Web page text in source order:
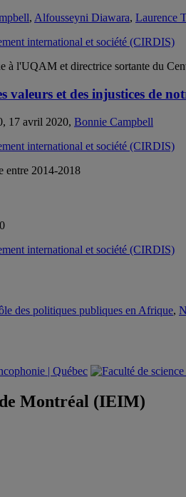
, Alfousseyni Diawara, Laurence
à l'UQAM et directrice sortante du
et des injustices de
17 avril 2020, Bonnie Campbell
entre 2014-2018
des politiques publiques en Afrique,
Montréal (IEIM)